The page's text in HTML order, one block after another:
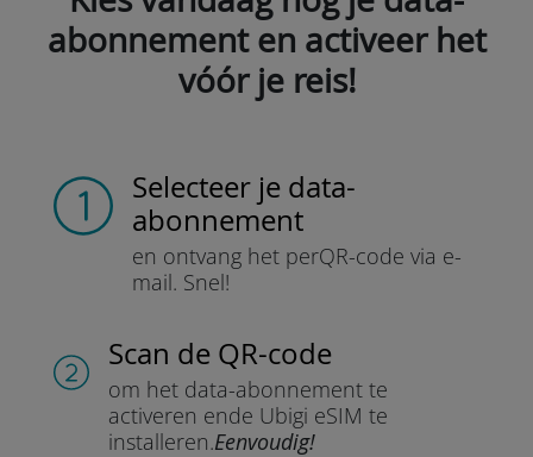
abonnement en activeer het
vóór je reis!
Selecteer je data-
abonnement
en ontvang het perQR-code via e-
mail. Snel!
Scan de QR-code
om het data-abonnement te
activeren ende Ubigi eSIM te
installeren.Eenvoudig!